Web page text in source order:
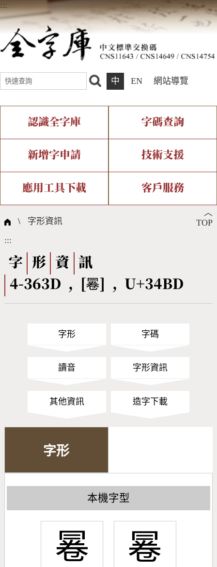
:::
中 EN 網站導覽
認識全字庫
全字庫介紹 全字庫現況
中文碼介紹 專有名詞介紹
國際字碼相關組織
字碼查詢
IDS查詢 部件查詢
複合查詢 注音查詢
筆畫查詢
筆順序查詢
CNS查詢 Unicode查詢
新增字申請
新字申請處理流程
技術支援
字形即時顯示 造字解決方案
全字庫授權 轉碼Web Service
應用工具下載
個人電腦造字處理工具
字形下載
客戶服務
問題集
熱門查詢統計
︿
TOP
\ 字形資訊
:::
字 形 資
訊
4-363D , [㒽] , U+34BD
字形 字碼
讀音 字形資訊
其他資訊 造字下載
字形
本機字型
㒽 㒽